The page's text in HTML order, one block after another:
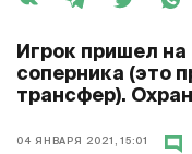
Игрок пришел
соперника (это
трансфер).
04 ЯНВАРЯ 2021, 15:01